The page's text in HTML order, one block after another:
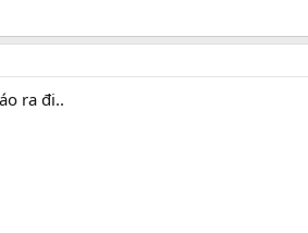
ra đi..